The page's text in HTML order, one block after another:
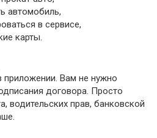
автомобиль,
в сервисе,
карты.
приложении. Вам не нужно
договора. Просто
водительских прав, банковской